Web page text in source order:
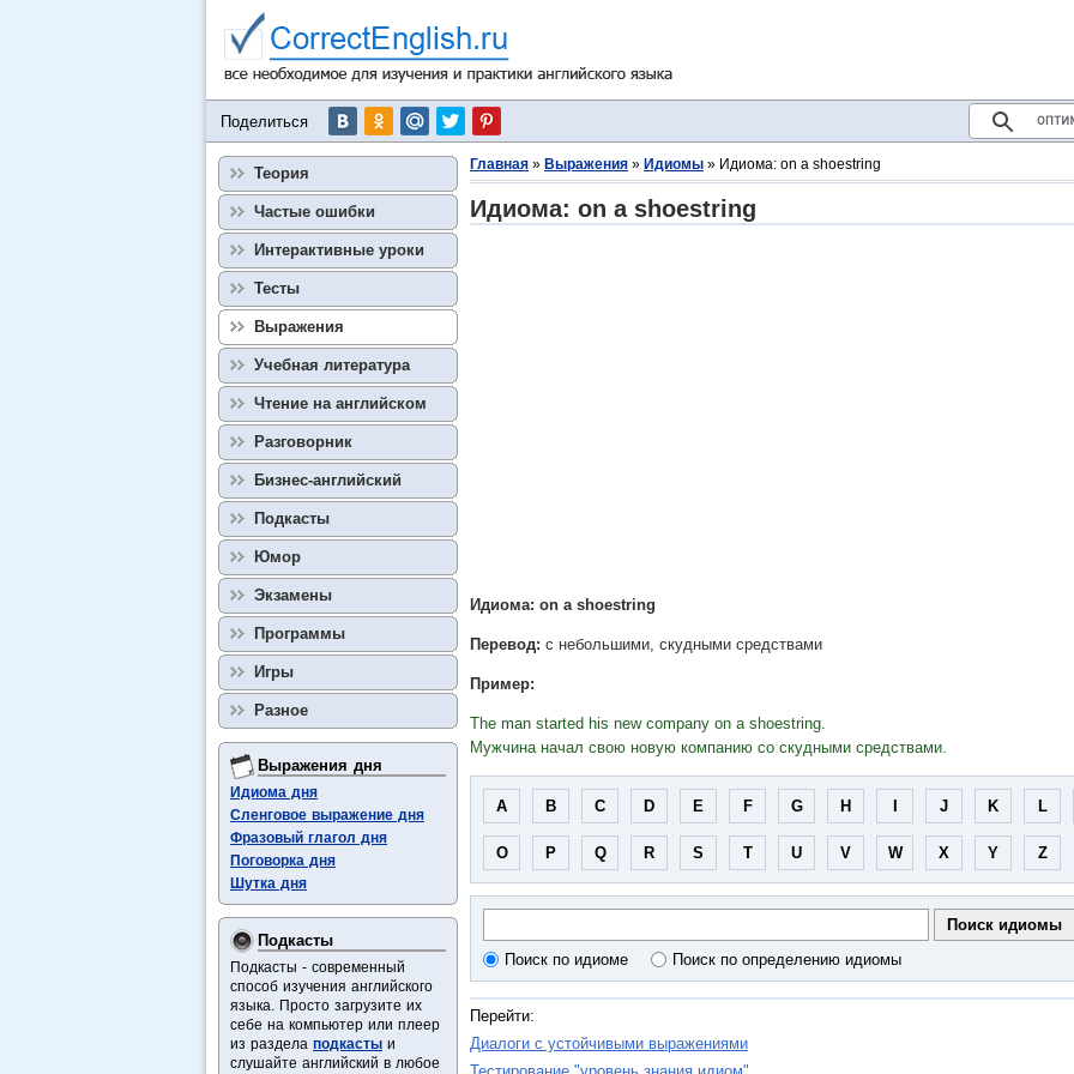
Поделиться
Главная » Выражения » Идиомы » Идиома: on a shoestring
Идиома: on a shoestring
Идиома: on a shoestring
Перевод: с небольшими, скудными средствами
Пример:
The man started his new company on a shoestring.
Мужчина начал свою новую компанию со скудными средствами.
A B C D E F G H J K L
O P Q R S T U V W X Y Z
Поиск по идиоме Поиск по определению идиомы
Перейти:
Диалоги с устойчивыми выражениями
Теория
Частые ошибки
Интерактивные уроки
Тесты
Выражения
Учебная литература
Чтение на английском
Разговорник
Бизнес-английский
Подкасты
Юмор
Экзамены
Программы
Игры
Разное
Выражения дня
Идиома дня
Сленговое выражение дня
Фразовый глагол дня
Поговорка дня
Шутка дня
Подкасты
Подкасты - современный
способ изучения английского
языка. Просто загрузите их
себе на компьютер или плеер
из раздела подкасты и
слушайте английский в любое